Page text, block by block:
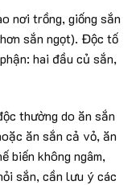
nơi trồng, giống sắn
sắn ngọt). Độc tố
hai đầu củ sắn,
thường do ăn sắn
ăn sắn cả vỏ, ăn
biến không ngâm,
sắn, cần lưu ý các